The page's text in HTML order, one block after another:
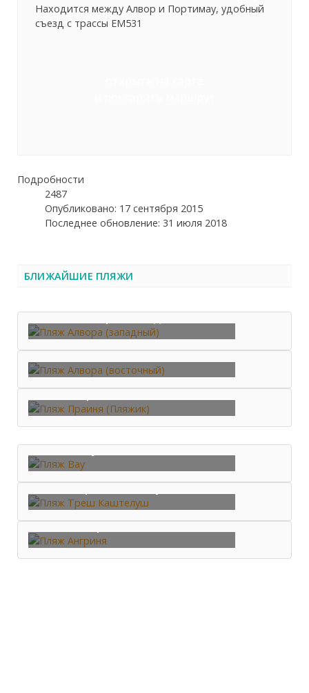
Находится между Алвор и Портимау, удобный
съезд с трассы EM531
Подробности
2487
Опубликовано: 17 сентября 2015
Последнее обновление: 31 июля 2018
БЛИЖАЙШИЕ ПЛЯЖИ
Пляж Алвора (западный)
Пляж Алвора (восточный)
Пляж Праиня (Пляжик)
Пляж Вау
Пляж Треш Каштелуш
Пляж Ангриня